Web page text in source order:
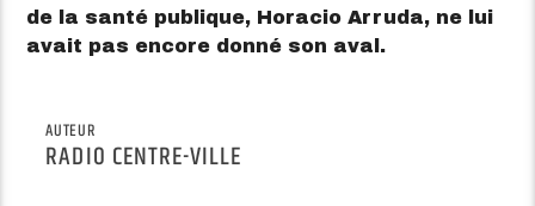
de la santé publique, Horacio Arruda, ne lui
avait pas encore donné son aval.
AUTEUR
RADIO CENTRE-VILLE